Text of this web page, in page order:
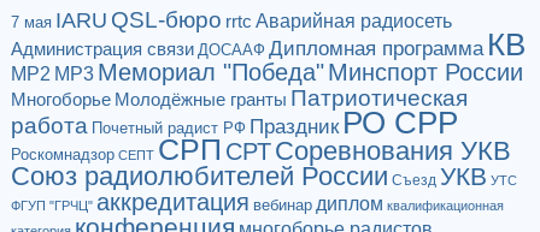
7 мая IARU QSL-бюро rrtc Аварийная радиосеть
Администрация связи ДОСААФ Дипломная программа КВ
МР2 МР3 Мемориал "Победа"Минспорт России
Многоборье Молодёжные гранты Патриотическая
работа Почетный радист РФ Праздник РО СРР
Роскомнадзор СЕПТ СРП СРТСоревнования УКВ
Союз радиолюбителей России Съезд УКВ УТС
ФГУП "ГРЧЦ" аккредитация вебинар диплом квалификационная